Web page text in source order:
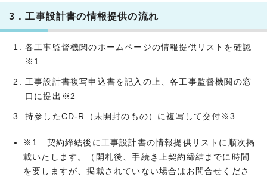
3．工事設計書の情報提供の流れ
各工事監督機関のホームページの情報提供リストを確認
※1
工事設計書複写申込書を記入の上、各工事監督機関の窓
口に提出※2
持参したCD-R（未開封のもの）に複写して交付※3
※1 契約締結後に工事設計書の情報提供リストに順次掲
載いたします。（開札後、手続き上契約締結までに時間
を要しますが、掲載されていない場合はお問合せくださ